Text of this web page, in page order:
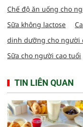
Chế độ ăn uống cho
Sữa không lactose
dinh dưỡng cho người
Sữa cho người cao tuổi
TIN LIÊN QUAN